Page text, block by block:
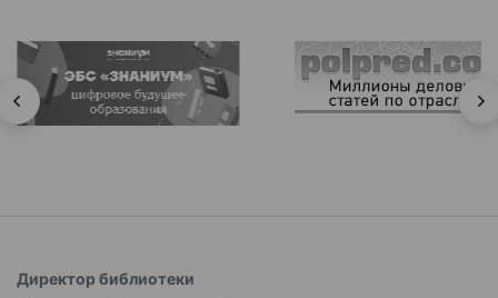
Директор библиотеки